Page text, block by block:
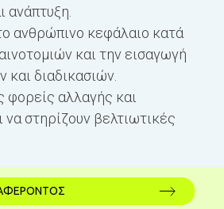
ανάπτυξη.
ανθρώπινο κεφάλαιο κατά
και την εισαγωγή
διαδικασιών.
αλλαγής και
να στηρίζουν βελτιωτικές